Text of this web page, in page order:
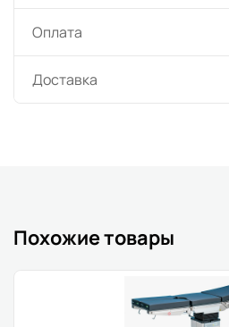
Оплата
Доставка
Похожие товары